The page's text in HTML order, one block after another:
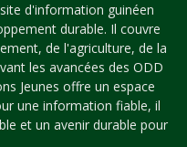
d'information guinéen
durable. Il couvre
de l'agriculture, de la
les avancées des ODD
Jeunes offre un espace
une information fiable, il
et un avenir durable pour